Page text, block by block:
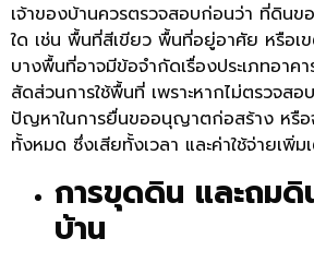
เจ้าของบ้านควรตรวจสอบก่อนว่า ที่ดินข
ใด เช่น พื้นที่สีเขียว พื้นที่อยู่อาศัย หรือเ
บางพื้นที่อาจมีข้อจำกัดเรื่องประเภทอาค
สัดส่วนการใช้พื้นที่ เพราะหากไม่ตรวจสอ
ปัญหาในการยื่นขออนุญาตก่อสร้าง หรือ
ทั้งหมด ซึ่งเสียทั้งเวลา และค่าใช้จ่ายเพิ่ม
การขุดดิน และถม
บ้าน